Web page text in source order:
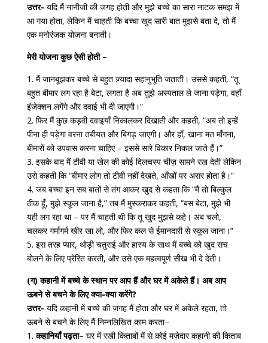
उत्तर- यदि मैं नानीजी की जगह होती और मुझे बच्चे का सारा नाटक समझ में
आ गया होता, लेकिन मैं चाहती कि बच्चा खुद सारी बात मुझसे बता दे, तो मैं
एक मनोरंजक योजना बनाती।
मेरी योजना कुछ ऐसी होती –
1. मैं जानबूझकर बच्चे से बहुत ज़्यादा सहानुभूति जताती। उससे कहती, “तू
बहुत बीमार लग रहा है बेटा, लगता है अब तुझे अस्पताल ले जाना पड़ेगा, वहाँ
इंजेक्शन लगेंगे और दवाई भी दी जाएगी।”
2. फिर मैं कुछ कड़वी दवाइयाँ निकालकर दिखाती और कहती, “अब तो इन्हें
पीना ही पड़ेगा वरना तबीयत और बिगड़ जाएगी। और हाँ, खाना मत माँगना,
बीमारों को उपवास करना चाहिए – इससे सारे विकार निकल जाते हैं।”
3. इसके बाद मैं टीवी या खेल की कोई दिलचस्प चीज़ सामने रख देती लेकिन
उसे कहती कि “बीमार लोग तो टीवी नहीं देखते, आँखों पर असर होता है।”
4. जब बच्चा इन सब बातों से तंग आकर खुद से कहता कि “मैं तो बिल्कुल
ठीक हूँ, मुझे स्कूल जाना है,” तब मैं मुस्कराकर कहती, “बस बेटा, मुझे भी
यही लग रहा था – पर मैं चाहती थी कि तू खुद मुझसे कहे। अब चलो,
चलकर गर्मागर्म खीर खा लो, और फिर कल से ईमानदारी से स्कूल जाना।”
5. इस तरह प्यार, थोड़ी चतुराई और हास्य के साथ मैं बच्चे को खुद सच
बोलने के लिए प्रेरित करती, और उसे एक महत्वपूर्ण सीख भी दे देती।
(ग) कहानी में बच्चे के स्थान पर आप हैं और घर में अकेले हैं। अब आप
ऊबने से बचने के लिए क्या-क्या करेंगे?
उत्तर- यदि कहानी में बच्चे की जगह मैं होता और घर में अकेले रहता, तो
ऊबने से बचने के लिए मैं निम्नलिखित काम करता–
1. कहानियाँ पढ़ता– घर में रखी किताबों में से कोई मज़ेदार कहानी की किताब